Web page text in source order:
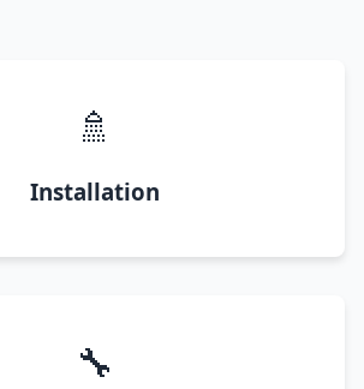
🚿
Installation
🔧